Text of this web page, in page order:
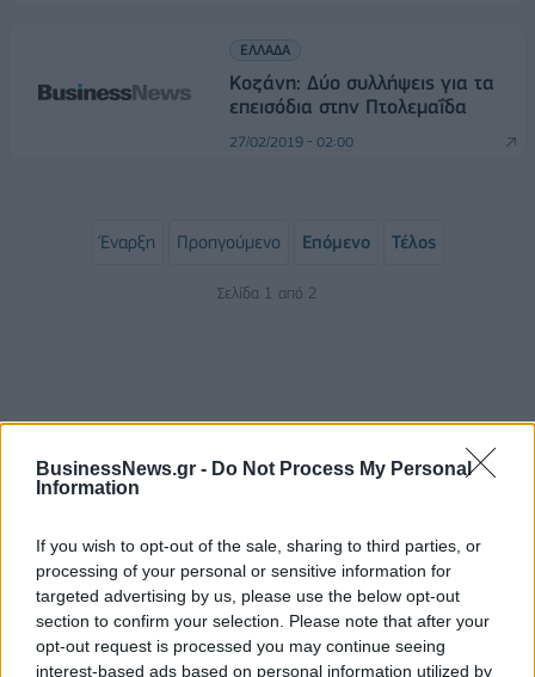
BusinessNews.gr - Do Not Process My Personal
Information
If you wish to opt-out of the sale, sharing to third parties, or
processing of your personal or sensitive information for
targeted advertising by us, please use the below opt-out
section to confirm your selection. Please note that after your
opt-out request is processed you may continue seeing
interest-based ads based on personal information utilized by
ΕΛΛΑΔΑ
Κοζάνη: Δύο συλλήψεις για τα
επεισόδια στην Πτολεμαΐδα
27/02/2019 - 02:00
Έναρξη Προηγούμενο Επόμενο Τέλος
Σελίδα 1 από 2
ΡΟΗ ΕΙΔΗΣΕΩΝ
ΥΠΑΑΤ: Επιπλέον 12,5 εκατ. ευρώ στις Περιφέρειες